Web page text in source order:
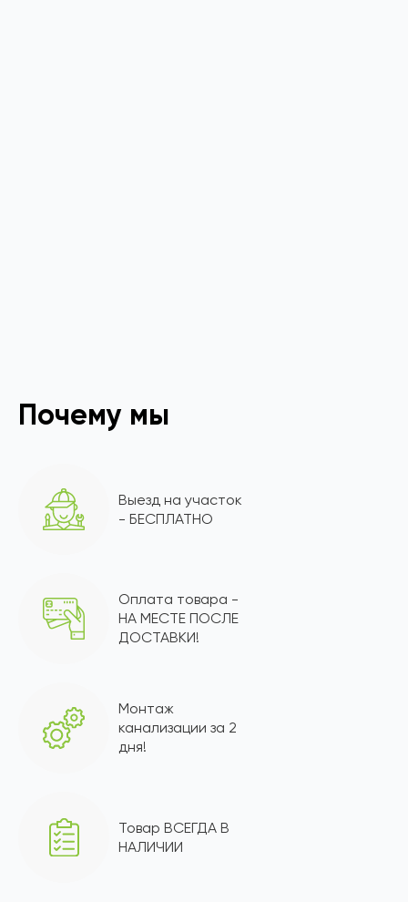
Почему мы
Выезд на участок
- БЕСПЛАТНО
Оплата товара -
НА МЕСТЕ ПОСЛЕ
ДОСТАВКИ!
Монтаж
канализации за 2
дня!
Товар ВСЕГДА В
НАЛИЧИИ